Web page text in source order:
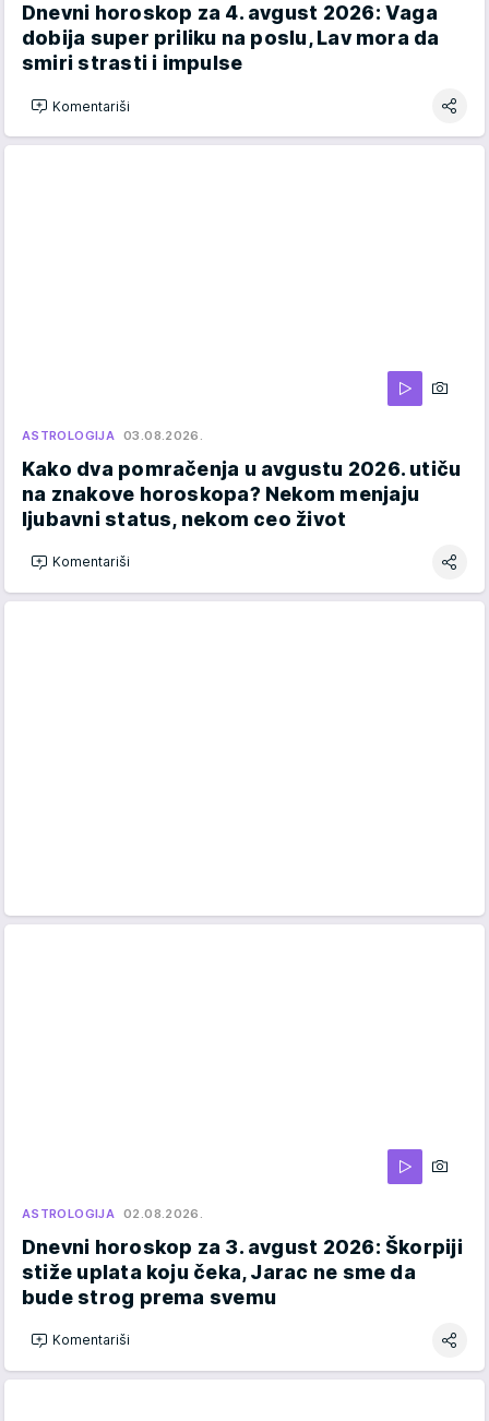
Dnevni horoskop za 4. avgust 2026: Vaga
dobija super priliku na poslu, Lav mora da
smiri strasti i impulse
Komentariši
ASTROLOGIJA 03.08.2026.
Kako dva pomračenja u avgustu 2026. utiču
na znakove horoskopa? Nekom menjaju
ljubavni status, nekom ceo život
Komentariši
ASTROLOGIJA 02.08.2026.
Dnevni horoskop za 3. avgust 2026: Škorpiji
stiže uplata koju čeka, Jarac ne sme da
bude strog prema svemu
Komentariši